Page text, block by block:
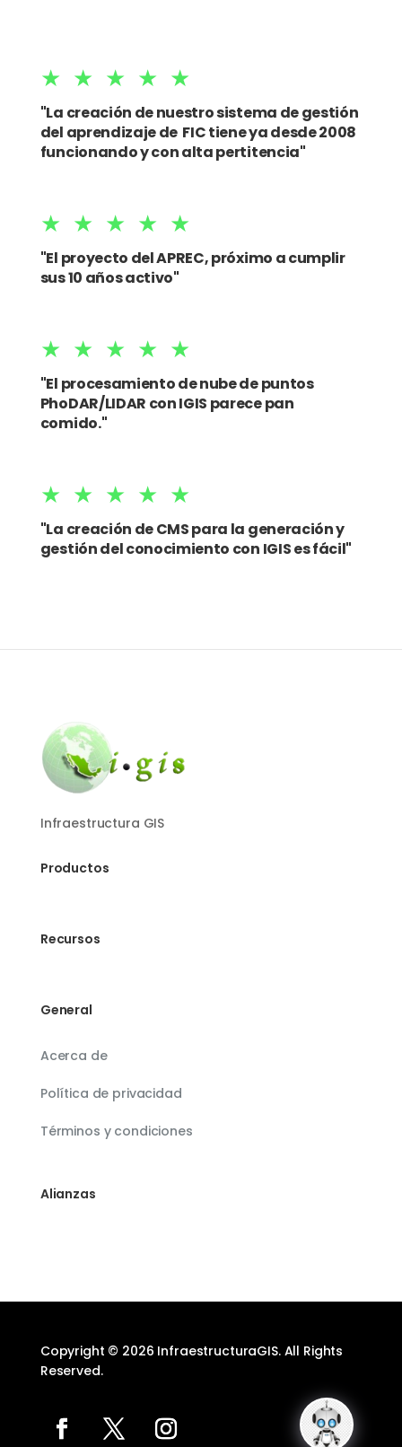
★★★★★
"La creación de nuestro sistema de gestión
del aprendizaje de FICtiene ya desde 2008
funcionando y con alta pertitencia"
★★★★★
"El proyecto del APREC, próximo a cumplir
sus 10 años activo"
★★★★★
"El procesamiento de nube de puntos
PhoDAR/LIDAR con IGIS parece pan
comido."
★★★★★
"La creación de CMS para la generación y
gestión del conocimiento con IGIS es fácil"
Infraestructura GIS
Productos
Recursos
General
Acerca de
Política de privacidad
Términos y condiciones
Alianzas
Copyright © 2026 InfraestructuraGIS. All Rights
Reserved.